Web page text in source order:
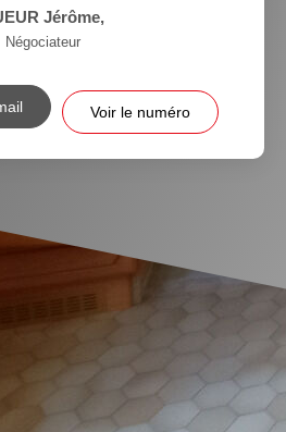
Jérôme,
Négociateur
Voir le numéro